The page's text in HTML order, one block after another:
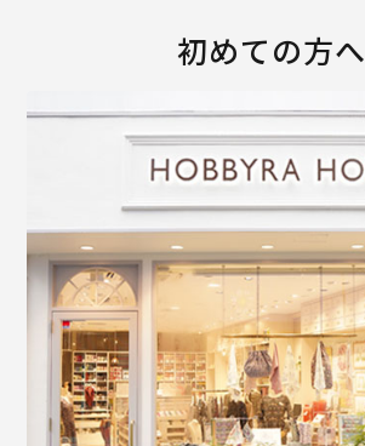
初めての方へ